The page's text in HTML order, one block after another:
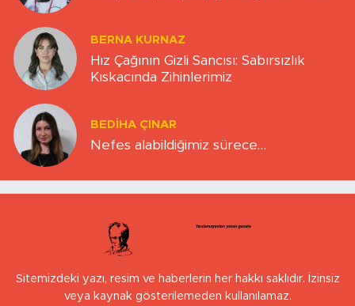
BERNA KURNAZ
Hız Çağının Gizli Sancısı: Sabırsızlık
Kıskacında Zihinlerimiz
BEDIHA ÇINAR
Nefes alabildiğimiz sürece…
Sitemizdeki yazı, resim ve haberlerin her hakkı saklıdır. İzinsiz
veya kaynak gösterilemeden kullanılamaz.